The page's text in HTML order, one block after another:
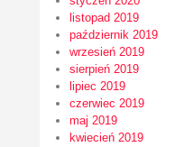
listopad 2019
październik 2019
wrzesień 2019
sierpień 2019
lipiec 2019
czerwiec 2019
maj 2019
kwiecień 2019